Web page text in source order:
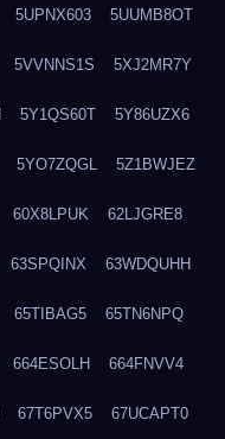
5UPNX603 5UUMB8OT
5VVNNS1S 5XJ2MR7Y
5Y1QS60T 5Y86UZX6
5YO7ZQGL 5Z1BWJEZ
60X8LPUK 62LJGRE8
63SPQINX 63WDQUHH
65TIBAG5 65TN6NPQ
664ESOLH 664FNVV4
67T6PVX5 67UCAPT0